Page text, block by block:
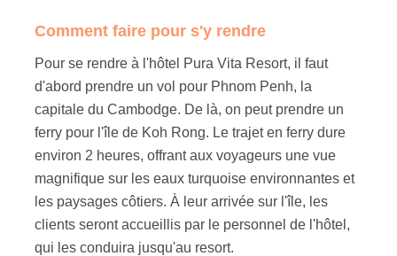
Comment faire pour s'y rendre
Pour se rendre à l'hôtel Pura Vita Resort, il faut
d'abord prendre un vol pour Phnom Penh, la
capitale du Cambodge. De là, on peut prendre un
ferry pour l'île de Koh Rong. Le trajet en ferry dure
environ 2 heures, offrant aux voyageurs une vue
magnifique sur les eaux turquoise environnantes et
les paysages côtiers. À leur arrivée sur l'île, les
clients seront accueillis par le personnel de l'hôtel,
qui les conduira jusqu'au resort.